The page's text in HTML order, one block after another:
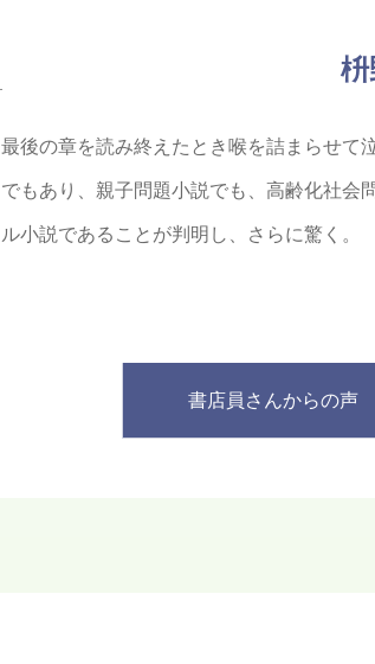
枡
最後の章を読み終えたとき喉を詰まらせて
でもあり、 親子問題小説でも、高齢化社会
ル小説であることが判明し、さらに驚く。
書店員さんからの声